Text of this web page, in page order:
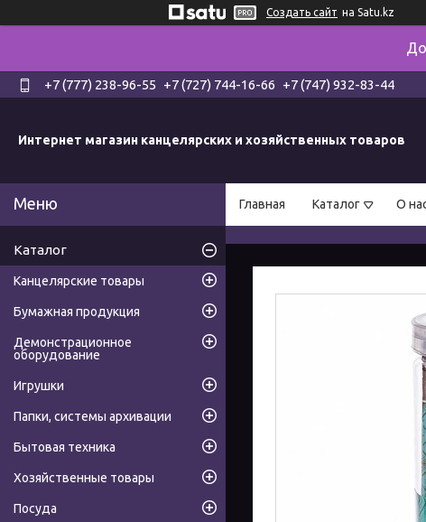
Создать сайт на Satu.kz
+7 (777) 238-96-55 +7 (727) 744-16-66 +7 (747) 932-83-44
Интернет магазин канцелярских и хозяйственных товаров
Главная Каталог О
Каталог
Канцелярские товары
Бумажная продукция
Демонстрационное
оборудование
Игрушки
Папки, системы архивации
Бытовая техника
Хозяйственные товары
Посуда